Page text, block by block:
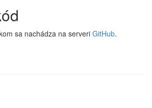
sa nachádza na serveri GitHub.